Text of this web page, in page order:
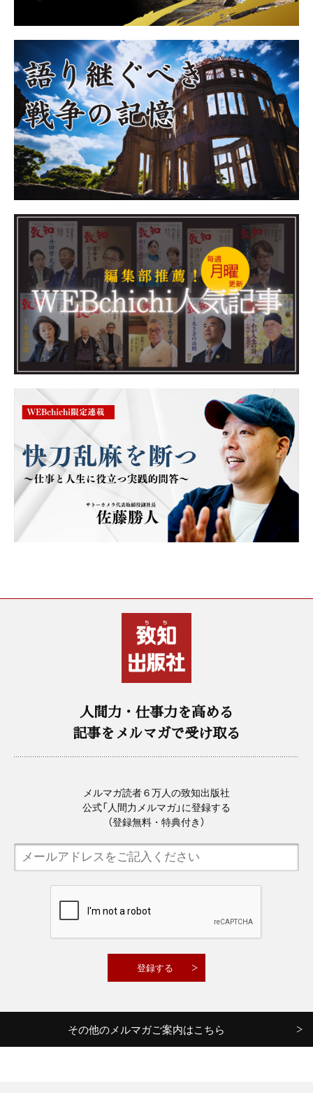
人間力・仕事力を高める
記事をメルマガで受け取る
メルマガ読者６万人の致知出版社
公式「人間力メルマガ」に登録する
（登録無料・特典付き）
その他のメルマガご案内はこちら